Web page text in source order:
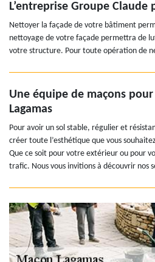
L’entreprise Groupe
Nettoyer la façade de votre bâtiment
nettoyage de votre façade permettra de
votre structure. Pour toute opération de
Une équipe de maçons
Lagamas
Pour avoir un sol stable, régulier et
créer toute l’esthétique que vous
Que ce soit pour votre extérieur ou pour
trafic. Nous vous invitions à découvrir nos